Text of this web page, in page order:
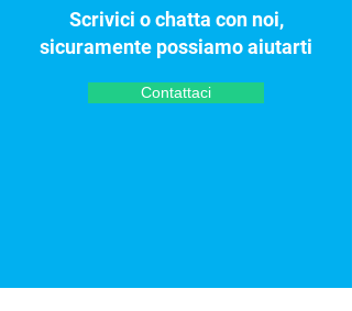
Scrivici o chatta con noi,
sicuramente possiamo aiutarti
Contattaci